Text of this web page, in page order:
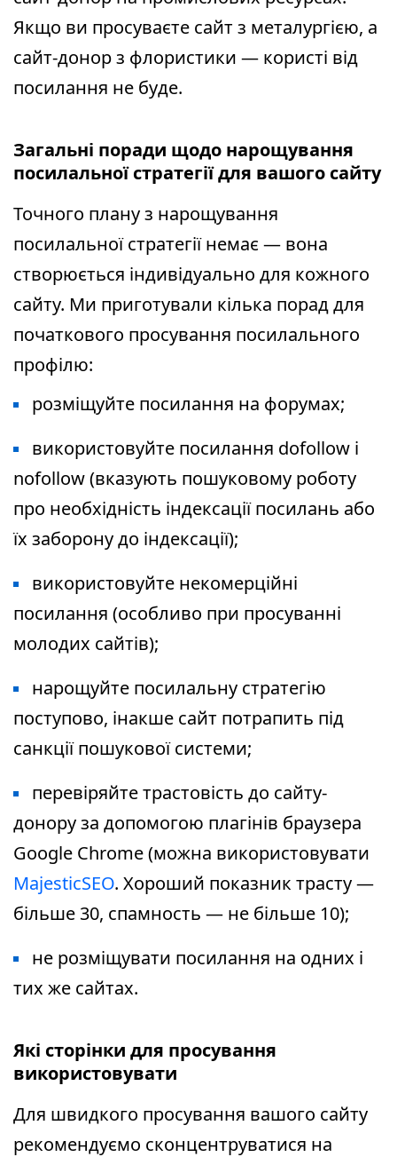
Якщо ви просуваєте сайт з металургією, а
сайт-донор з флористики — користі від
посилання не буде.
Загальні поради щодо нарощування
посилальної стратегії для вашого сайту
Точного плану з нарощування
посилальної стратегії немає — вона
створюється індивідуально для кожного
сайту. Ми приготували кілька порад для
початкового просування посилального
профілю:
розміщуйте посилання на форумах;
використовуйте посилання dofollow і
nofollow (вказують пошуковому роботу
про необхідність індексації посилань або
їх заборону до індексації);
використовуйте некомерційні
посилання (особливо при просуванні
молодих сайтів);
нарощуйте посилальну стратегію
поступово, інакше сайт потрапить під
санкції пошукової системи;
перевіряйте трастовість до сайту-
донору за допомогою плагінів браузера
Google Chrome (можна використовувати
MajesticSEO. Хороший показник трасту —
більше 30, спамность — не більше 10);
не розміщувати посилання на одних і
тих же сайтах.
Які сторінки для просування
використовувати
Для швидкого просування вашого сайту
рекомендуємо сконцентруватися на